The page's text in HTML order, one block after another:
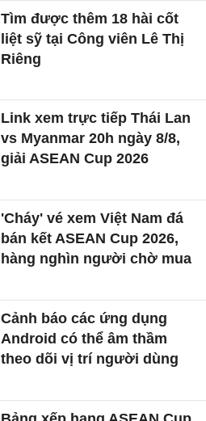
Tìm được thêm 18 hài cốt
liệt sỹ tại Công viên Lê Thị
Riêng
Link xem trực tiếp Thái Lan
vs Myanmar 20h ngày 8/8,
giải ASEAN Cup 2026
'Cháy' vé xem Việt Nam đá
bán kết ASEAN Cup 2026,
hàng nghìn người chờ mua
Cảnh báo các ứng dụng
Android có thể âm thầm
theo dõi vị trí người dùng